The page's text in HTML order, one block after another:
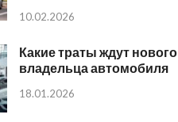
10.02.2026
Какие траты ждут нового
владельца автомобиля
18.01.2026